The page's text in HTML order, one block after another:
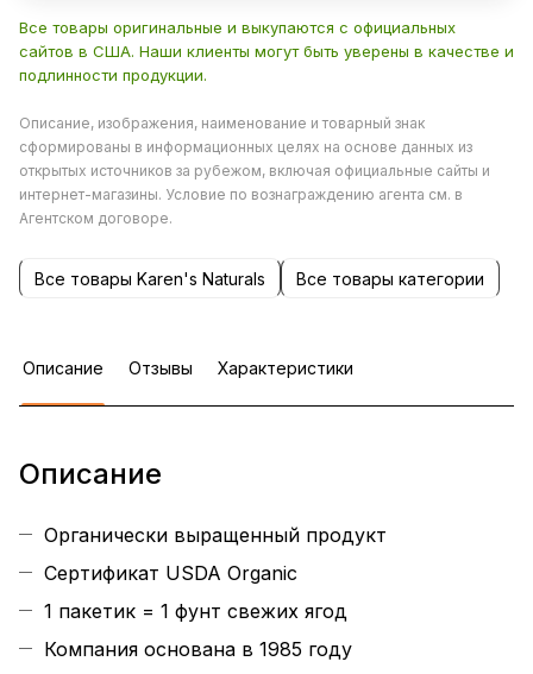
Все товары оригинальные и выкупаются с официальных
сайтов в США. Наши клиенты могут быть уверены в качестве и
подлинности продукции.
Описание, изображения, наименование и товарный знак
сформированы в информационных целях на основе данных из
открытых источников за рубежом, включая официальные сайты и
интернет-магазины. Условие по вознаграждению агента см. в
Агентском договоре.
Все товары Karen's Naturals Все товары категории
Описание Отзывы Характеристики
Описание
Органически выращенный продукт
Сертификат USDA Organic
1 пакетик = 1 фунт свежих ягод
Компания основана в 1985 году